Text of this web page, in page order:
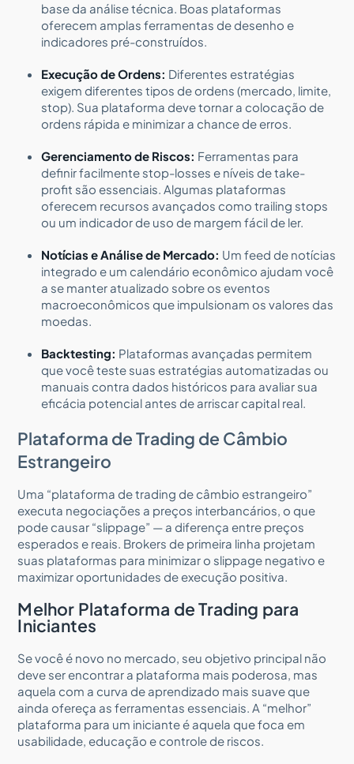
base da análise técnica. Boas plataformas
oferecem amplas ferramentas de desenho e
indicadores pré-construídos.
Execução de Ordens: Diferentes estratégias
exigem diferentes tipos de ordens (mercado, limite,
stop). Sua plataforma deve tornar a colocação de
ordens rápida e minimizar a chance de erros.
Gerenciamento de Riscos: Ferramentas para
definir facilmente stop-losses e níveis de take-
profit são essenciais. Algumas plataformas
oferecem recursos avançados como trailing stops
ou um indicador de uso de margem fácil de ler.
Notícias e Análise de Mercado: Um feed de notícias
integrado e um calendário econômico ajudam você
a se manter atualizado sobre os eventos
macroeconômicos que impulsionam os valores das
moedas.
Backtesting: Plataformas avançadas permitem
que você teste suas estratégias automatizadas ou
manuais contra dados históricos para avaliar sua
eficácia potencial antes de arriscar capital real.
Plataforma de Trading de Câmbio
Estrangeiro
Uma “plataforma de trading de câmbio estrangeiro”
executa negociações a preços interbancários, o que
pode causar “slippage” — a diferença entre preços
esperados e reais. Brokers de primeira linha projetam
suas plataformas para minimizar o slippage negativo e
maximizar oportunidades de execução positiva.
Melhor Plataforma de Trading para
Iniciantes
Se você é novo no mercado, seu objetivo principal não
deve ser encontrar a plataforma mais poderosa, mas
aquela com a curva de aprendizado mais suave que
ainda ofereça as ferramentas essenciais. A “melhor”
plataforma para um iniciante é aquela que foca em
usabilidade, educação e controle de riscos.